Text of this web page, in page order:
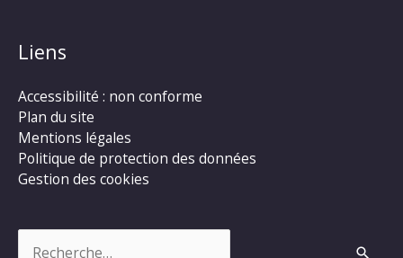
Liens
Accessibilité : non conforme
Plan du site
Mentions légales
Politique de protection des données
Gestion des cookies